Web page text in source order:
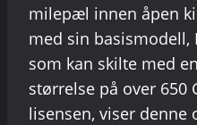
milepæl innen åpen
med sin basismodell,
som kan skilte med
størrelse på over 650
lisensen, viser denne